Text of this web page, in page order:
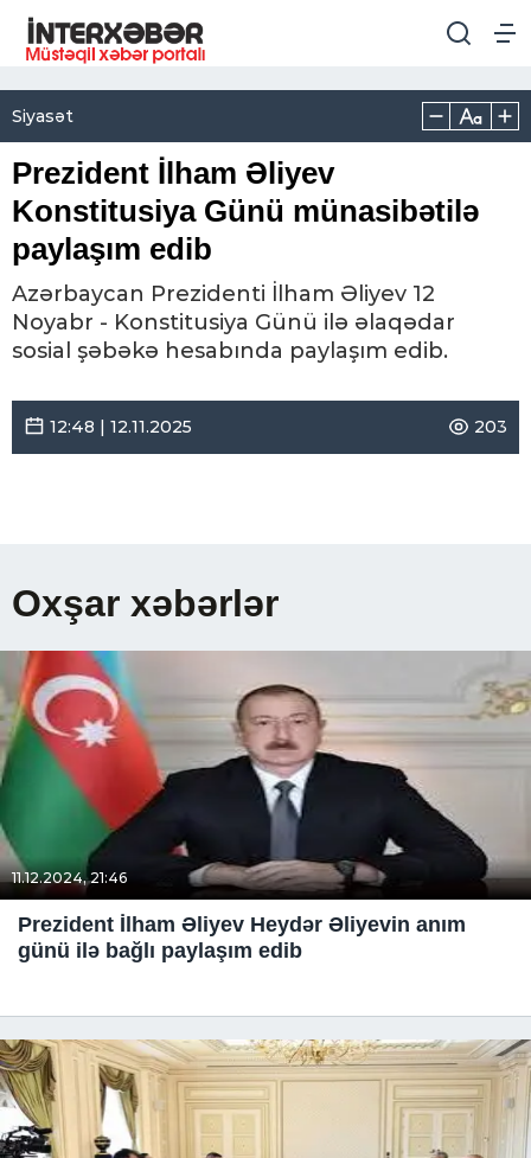
Siyasət
Prezident İlham Əliyev
Konstitusiya Günü münasibətilə
paylaşım edib
Azərbaycan Prezidenti İlham Əliyev 12
Noyabr - Konstitusiya Günü ilə əlaqədar
sosial şəbəkə hesabında paylaşım edib.
12:48 | 12.11.2025 203
Oxşar xəbərlər
11.12.2024, 21:46
Prezident İlham Əliyev Heydər Əliyevin anım
günü ilə bağlı paylaşım edib